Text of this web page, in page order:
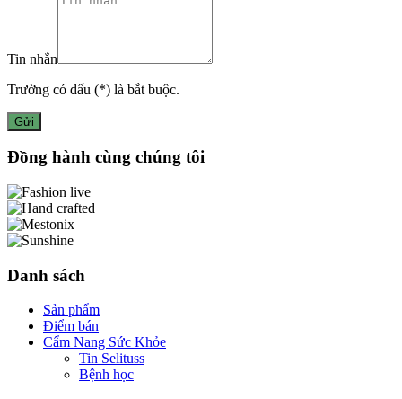
Tin nhắn
Trường có dấu (*) là bắt buộc.
Gửi
Đồng hành cùng chúng tôi
Danh sách
Sản phẩm
Điểm bán
Cẩm Nang Sức Khỏe
Tin Selituss
Bệnh học